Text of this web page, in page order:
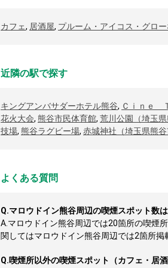
カフェ, 居酒屋, プルーム・アイコス・グロ
近隣の駅で探す
キングアンバサダーホテル熊谷, Ｃｉｎｅ
花火大会, 熊谷市民体育館, 荒川公園（埼玉県
技場, 熊谷ラグビー場, 赤城神社（埼玉県熊谷
よくある質問
Q.マロウドイン熊谷周辺の喫煙スポット数
A. マロウドイン熊谷周辺では20箇所の喫煙
関してはマロウドイン熊谷周辺では2箇所掲
Q.喫煙所以外の喫煙スポット（カフェ・居